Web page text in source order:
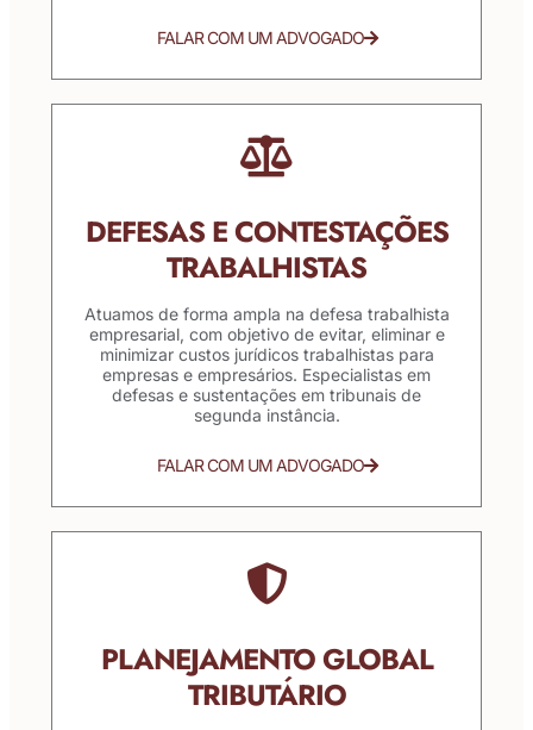
FALAR COM UM ADVOGADO
DEFESAS E CONTESTAÇÕES
TRABALHISTAS
Atuamos de forma ampla na defesa trabalhista
empresarial, com objetivo de evitar, eliminar e
minimizar custos jurídicos trabalhistas para
empresas e empresários. Especialistas em
defesas e sustentações em tribunais de
segunda instância.
FALAR COM UM ADVOGADO
PLANEJAMENTO GLOBAL
TRIBUTÁRIO